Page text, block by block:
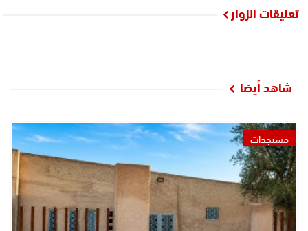
تعليقات الزوار
شاهد أيضا
مستجدات